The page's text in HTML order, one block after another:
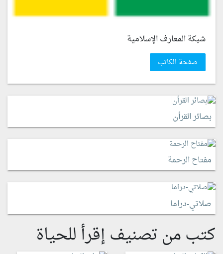
شبكة المعارف الإسلامية
صفحة الكاتب
بصائر القرأن
مفتاح الرحمة
صلاتي-دراما
كتب من تصنيف إقرأ للحياة